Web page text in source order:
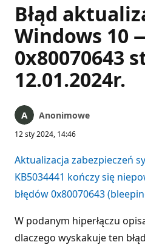
Błąd
Windows 10
0x80070643
12.01.2024r.
Anonimowe
12 sty 2024, 14:46
Aktualizacja zabezpieczeń
KB5034441 kończy się
błędów 0x80070643
W podanym hiperłączu
dlaczego wyskakuje ten